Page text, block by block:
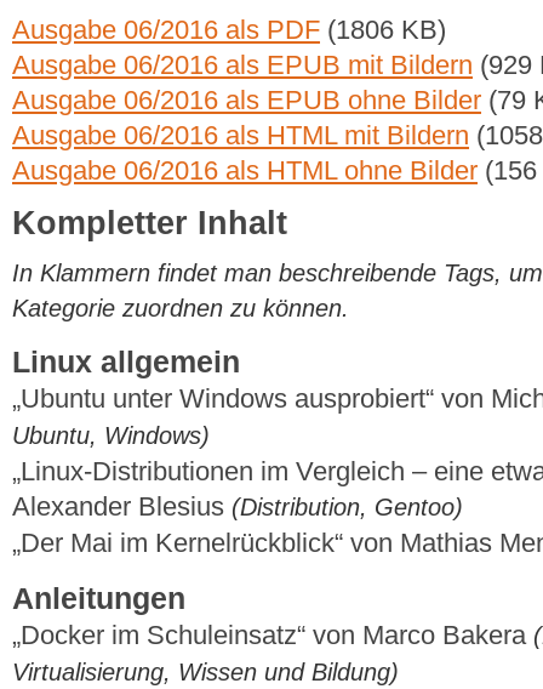
Ausgabe 06/2016 als PDF (1806 KB)
Ausgabe 06/2016 als EPUB mit Bildern (929
Ausgabe 06/2016 als EPUB ohne Bilder (79
Ausgabe 06/2016 als HTML mit Bildern
Ausgabe 06/2016 als HTML ohne Bilder
Kompletter Inhalt
In Klammern findet man beschreibende Tags,
Kategorie zuordnen zu können.
Linux allgemein
„Ubuntu unter Windows ausprobiert“ von
Ubuntu, Windows)
„Linux-Distributionen im Vergleich – eine
Alexander Blesius (Distribution, Gentoo)
„Der Mai im Kernelrückblick“ von Mathias
Anleitungen
„Docker im Schuleinsatz“ von Marco Bakera
Virtualisierung, Wissen und Bildung)